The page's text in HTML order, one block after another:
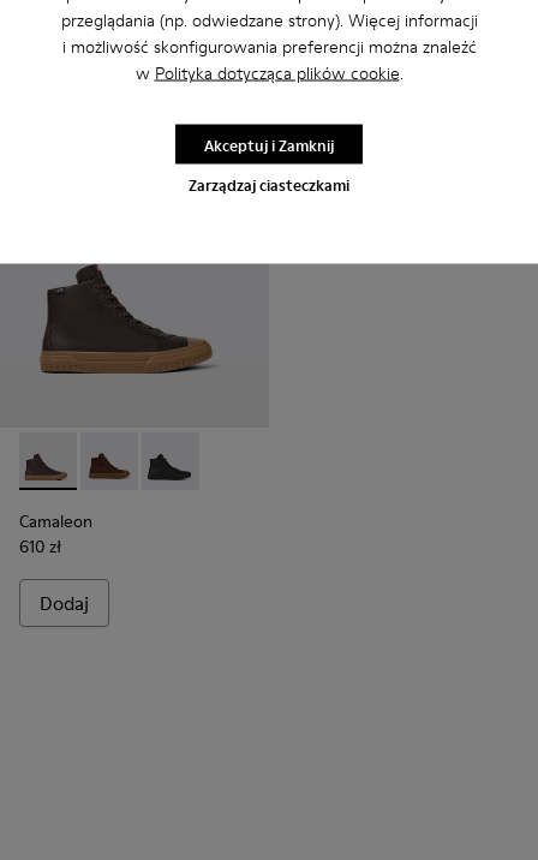
przeglądania (np. odwiedzane strony). Więcej informacji
i możliwość skonfigurowania preferencji można znaleźć
w Polityka dotycząca plików cookie.
Zarządzaj ciasteczkami
Akceptuj i Zamknij
Camaleon
Camaleon
610 zł
Camaleon - K300419-009 - Brown
Camaleon - K300419-002 - Brązowe skórzane botki
Camaleon - K300419-001 - Czarne skórzane
Camaleon
610 zł
Dodaj